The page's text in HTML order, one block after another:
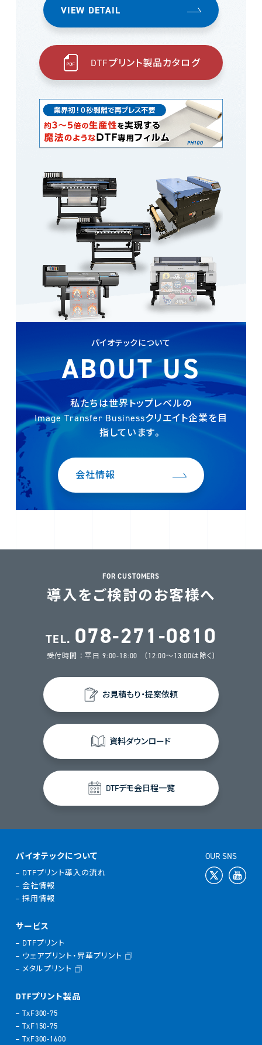
VIEW DETAIL
DTFプリント製品カタログ
パイオテックについて
ABOUT US
私たちは世界トップレベルの
Image Transfer Businessクリエイト企業を目
指しています。
会社情報
FOR CUSTOMERS
導入をご検討のお客様へ
TEL. 078-271-0810
受付時間 ： 平日 9:00-18:00 (12:00～13:00は除く)
お見積もり・提案依頼
資料ダウンロード
DTFデモ会日程一覧
パイオテックについて
DTFプリント導入の流れ
会社情報
採用情報
サービス
DTFプリント
ウェアプリント・昇華プリント
メタルプリント
DTFプリント製品
TxF300-75
TxF150-75
TxF300-1600
OUR SNS